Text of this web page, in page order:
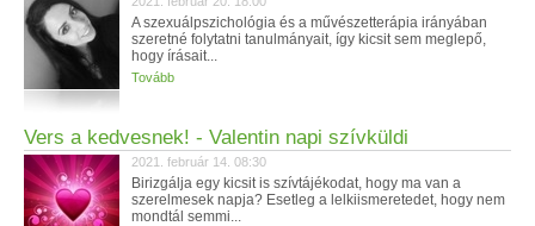
A szexuálpszichológia és a művészetterápia irányában
szeretné folytatni tanulmányait, így kicsit sem meglepő,
hogy írásait...
Tovább
Vers a kedvesnek! - Valentin napi szívküldi
2021. február 14. 08:30
Birizgálja egy kicsit is szívtájékodat, hogy ma van a
szerelmesek napja? Esetleg a lelkiismeretedet, hogy nem
mondtál semmi...